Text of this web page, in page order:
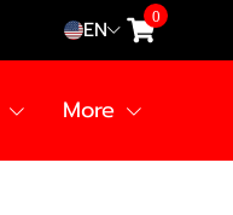
EN 0
More